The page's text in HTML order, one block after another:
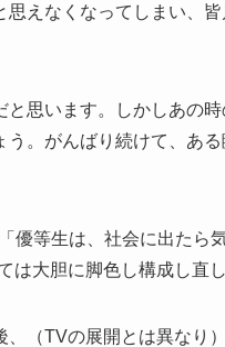
えなくなってしまい、
思います。しかしあの
。がんばり続けて、あ
優等生は、社会に出たら
大胆に脚色し構成し直し
（TVの展開とは異なり